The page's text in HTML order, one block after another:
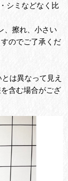
シミなどなく比
、擦れ、小さい
のでご了承くだ
は異なって見え
含む場合がござ